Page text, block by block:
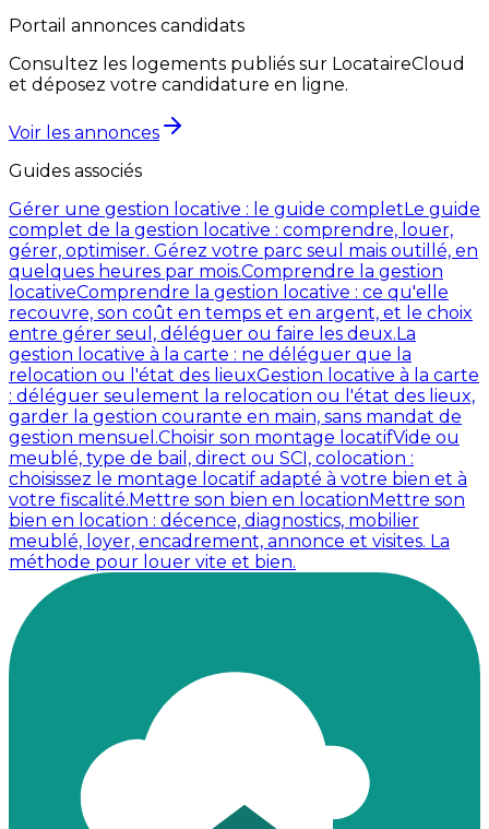
Portail annonces candidats
Consultez les logements publiés sur LocataireCloud
et déposez votre candidature en ligne.
Voir les annonces
Guides associés
Gérer une gestion locative : le guide complet Le guide
complet de la gestion locative : comprendre, louer,
gérer, optimiser. Gérez votre parc seul mais outillé, en
quelques heures par mois.Comprendre la gestion
locativeComprendre la gestion locative : ce qu'elle
recouvre, son coût en temps et en argent, et le choix
entre gérer seul, déléguer ou faire les deux. La
gestion locative à la carte : ne déléguer que la
relocation ou l'état des lieuxGestion locative à la carte
: déléguer seulement la relocation ou l'état des lieux,
garder la gestion courante en main, sans mandat de
gestion mensuel.Choisir son montage locatifVide ou
meublé, type de bail, direct ou SCI, colocation :
choisissez le montage locatif adapté à votre bien et à
votre fiscalité. Mettre son bien en location Mettre son
bien en location : décence, diagnostics, mobilier
meublé, loyer, encadrement, annonce et visites. La
méthode pour louer vite et bien.